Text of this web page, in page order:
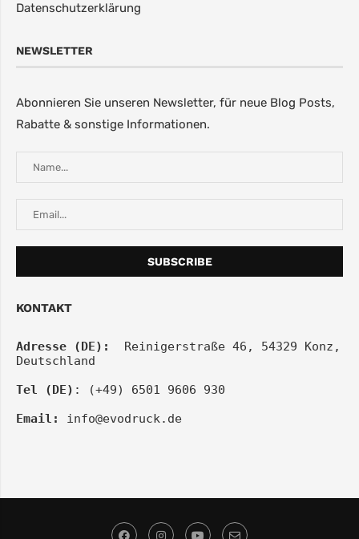
Datenschutzerklärung
NEWSLETTER
Abonnieren Sie unseren Newsletter, für neue Blog Posts,
Rabatte & sonstige Informationen.
KONTAKT
Adresse (DE):
Reinigerstraße 46, 54329 Konz,
Deutschland
Tel (DE) : (+49) 6501 9606 930
Email:
info@evodruck.de